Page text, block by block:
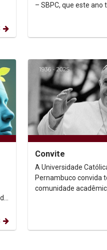
– SBPC, que este ano
Convite
A Universidade
Pernambuco convida
comunidade